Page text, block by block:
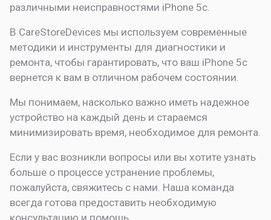
различными неисправностями iPhone 5c.
В CareStoreDevices мы используем современные
методики и инструменты для диагностики и
ремонта, чтобы гарантировать, что ваш iPhone 5c
вернется к вам в отличном рабочем состоянии.
Мы понимаем, насколько важно иметь надежное
устройство на каждый день и стараемся
минимизировать время, необходимое для ремонта.
Если у вас возникли вопросы или вы хотите узнать
больше о процессе устранение проблемы,
пожалуйста, свяжитесь с нами. Наша команда
всегда готова предоставить необходимую